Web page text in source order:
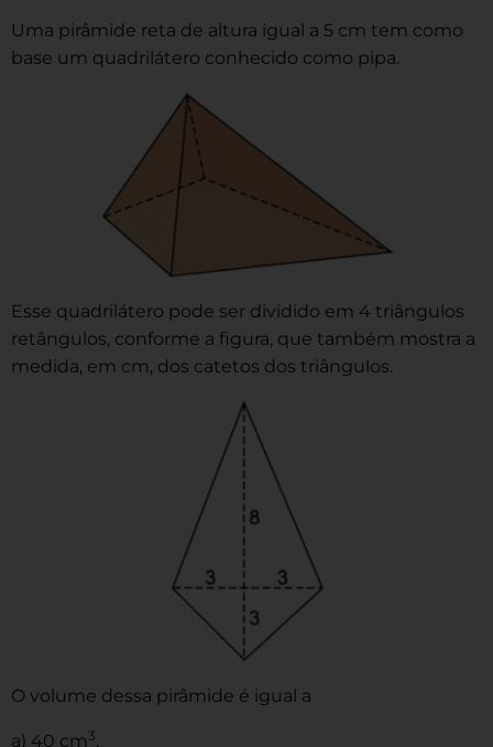
Uma pirâmide reta de altura igual a 5 cm tem como
base um quadrilátero conhecido como pipa.
Esse quadrilátero pode ser dividido em 4 triângulos
retângulos, conforme a figura, que também mostra a
medida, em cm, dos catetos dos triângulos.
O volume dessa pirâmide é igual a
a) 40 cm3.